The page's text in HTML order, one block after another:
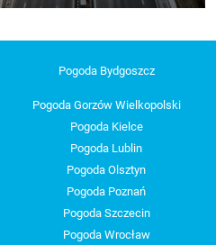
Pogoda Bydgoszcz
Pogoda Gorzów Wielkopolski
Pogoda Kielce
Pogoda Lublin
Pogoda Olsztyn
Pogoda Poznań
Pogoda Szczecin
Pogoda Wrocław